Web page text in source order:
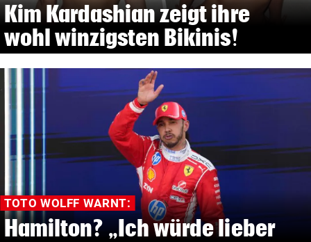
Kim Kardashian zeigt ihre
wohl winzigsten Bikinis!
TOTO WOLFF WARNT:
Hamilton? „Ich würde lieber